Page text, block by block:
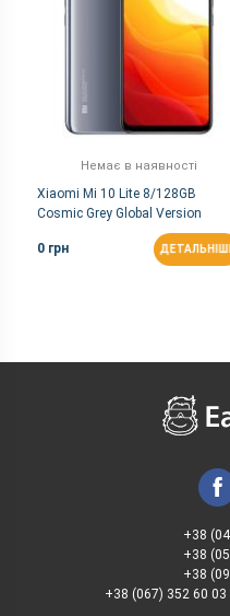
Немає в наявності
Xiaomi Mi 10 Lite 8/128GB
Cosmic Grey Global Version
0 грн
+38
+38
+38
+38 (067) 352 60